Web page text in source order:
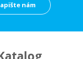
nám